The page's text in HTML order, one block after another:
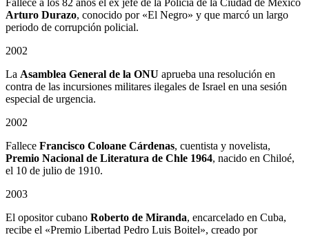
Arturo Durazo, conocido por «El Negro» y que marcó un largo
periodo de corrupción policial.
2002
La Asamblea General de la ONU aprueba una resolución en
contra de las incursiones militares ilegales de Israel en una sesión
especial de urgencia.
2002
Fallece Francisco Coloane Cárdenas, cuentista y novelista,
Premio Nacional de Literatura de Chle 1964, nacido en Chiloé,
el 10 de julio de 1910.
2003
El opositor cubano Roberto de Miranda, encarcelado en Cuba,
recibe el «Premio Libertad Pedro Luis Boitel», creado por